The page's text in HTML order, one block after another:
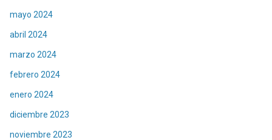
mayo 2024
abril 2024
marzo 2024
febrero 2024
enero 2024
diciembre 2023
noviembre 2023